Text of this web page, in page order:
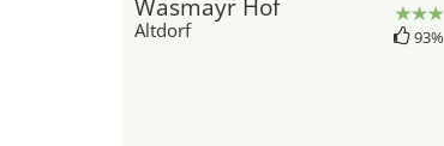
Wasmayr Hof
Altdorf 93%